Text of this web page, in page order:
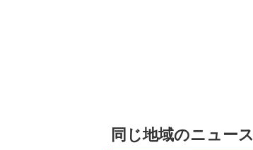
同じ地域のニュース